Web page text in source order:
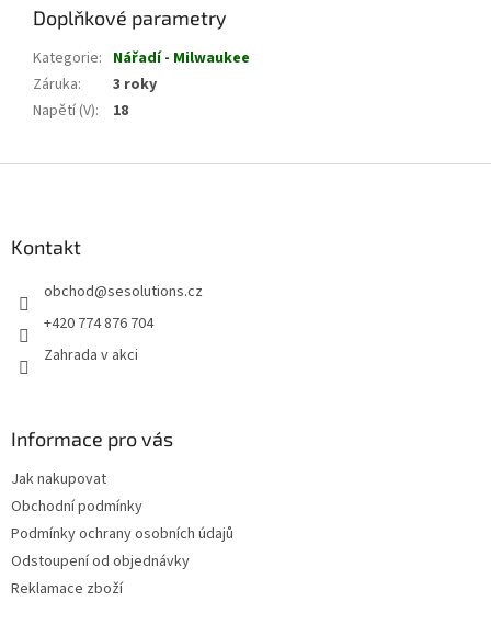
Doplňkové parametry
Kategorie: Nářadí - Milwaukee
Záruka:
3 roky
Napětí (V): 18
Kontakt
obchod@sesolutions.cz
+420 774 876 704
Zahrada v akci
Informace pro vás
Jak nakupovat
Obchodní podmínky
Podmínky ochrany osobních údajů
Odstoupení od objednávky
Reklamace zboží